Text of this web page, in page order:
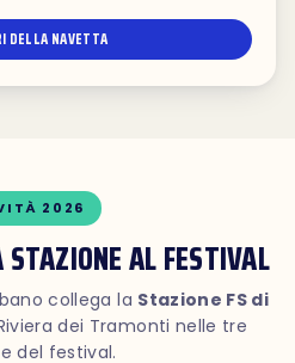
DELLA NAVETTA
2026
AL FESTIVAL
collega la Stazione FS di
dei Tramonti nelle tre
del festival.